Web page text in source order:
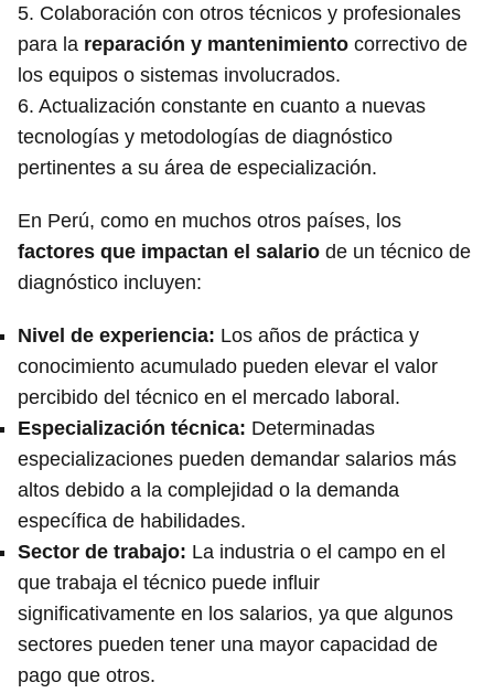
5. Colaboración con otros técnicos y profesionales
para la reparación y mantenimiento correctivo de
los equipos o sistemas involucrados.
6. Actualización constante en cuanto a nuevas
tecnologías y metodologías de diagnóstico
pertinentes a su área de especialización.
En Perú, como en muchos otros países, los
factores que impactan el salario de un técnico de
diagnóstico incluyen:
Nivel de experiencia: Los años de práctica y
conocimiento acumulado pueden elevar el valor
percibido del técnico en el mercado laboral.
Especialización técnica: Determinadas
especializaciones pueden demandar salarios más
altos debido a la complejidad o la demanda
específica de habilidades.
Sector de trabajo: La industria o el campo en el
que trabaja el técnico puede influir
significativamente en los salarios, ya que algunos
sectores pueden tener una mayor capacidad de
pago que otros.